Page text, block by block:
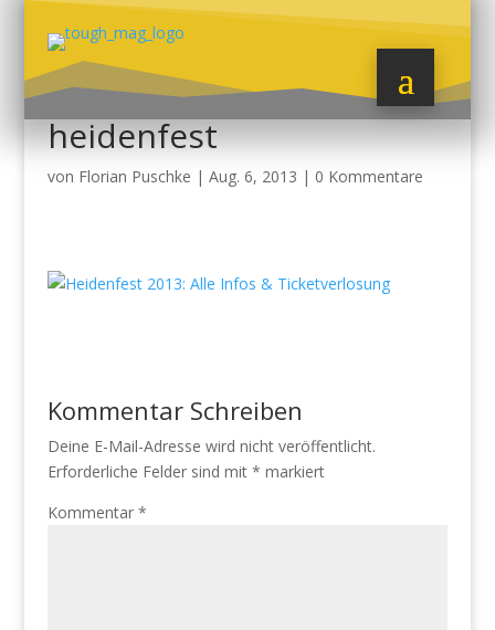
heidenfest
von Florian Puschke | Aug. 6, 2013 | 0 Kommentare
Kommentar Schreiben
Deine E-Mail-Adresse wird nicht veröffentlicht.
Erforderliche Felder sind mit * markiert
Kommentar *